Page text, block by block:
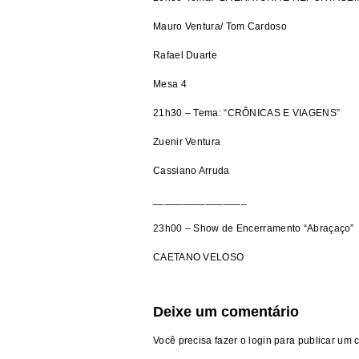
Mauro Ventura/ Tom Cardoso
Rafael Duarte
Mesa 4
21h30 – Tema: “CRÔNICAS E VIAGENS”
Zuenir Ventura
Cassiano Arruda
23h00 – Show de Encerramento “Abraçaço”
CAETANO VELOSO
Deixe um comentário
Você precisa fazer o login para publicar um